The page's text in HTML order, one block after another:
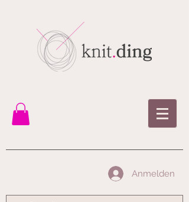
Anmelden